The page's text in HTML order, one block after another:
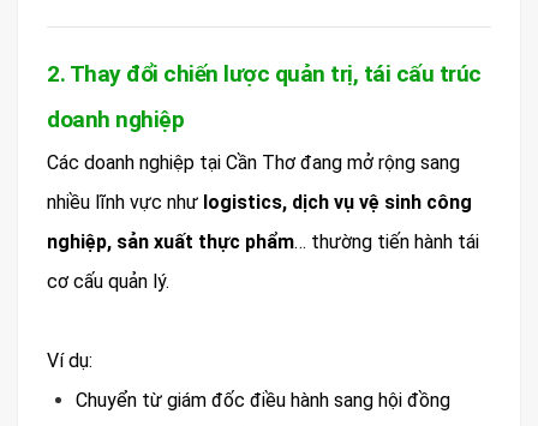
2. Thay đổi chiến lược quản trị, tái cấu trúc
doanh nghiệp
Các doanh nghiệp tại Cần Thơ đang mở rộng sang
nhiều lĩnh vực như logistics, dịch vụ vệ sinh công
nghiệp, sản xuất thực phẩm… thường tiến hành tái
cơ cấu quản lý.
Ví dụ:
Chuyển từ giám đốc điều hành sang hội đồng